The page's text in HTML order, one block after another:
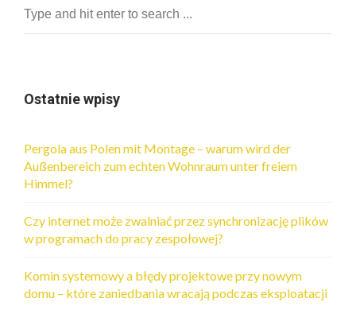
Ostatnie wpisy
Pergola aus Polen mit Montage – warum wird der
Außenbereich zum echten Wohnraum unter freiem
Himmel?
Czy internet może zwalniać przez synchronizację plików
w programach do pracy zespołowej?
Komin systemowy a błędy projektowe przy nowym
domu – które zaniedbania wracają podczas eksploatacji